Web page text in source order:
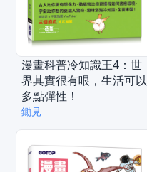
漫畫科普冷知識王4：世
界其實很有哏，生活可以
多點彈性！
鋤見